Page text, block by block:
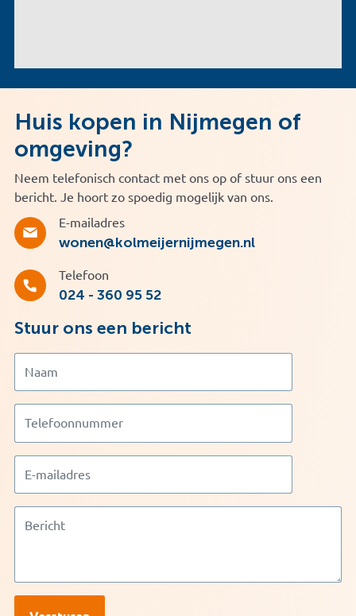
Huis kopen in Nijmegen of
omgeving?
Neem telefonisch contact met ons op of stuur ons een
bericht. Je hoort zo spoedig mogelijk van ons.
E-mailadres
wonen@kolmeijernijmegen.nl
Telefoon
024 - 360 95 52
Stuur ons een bericht